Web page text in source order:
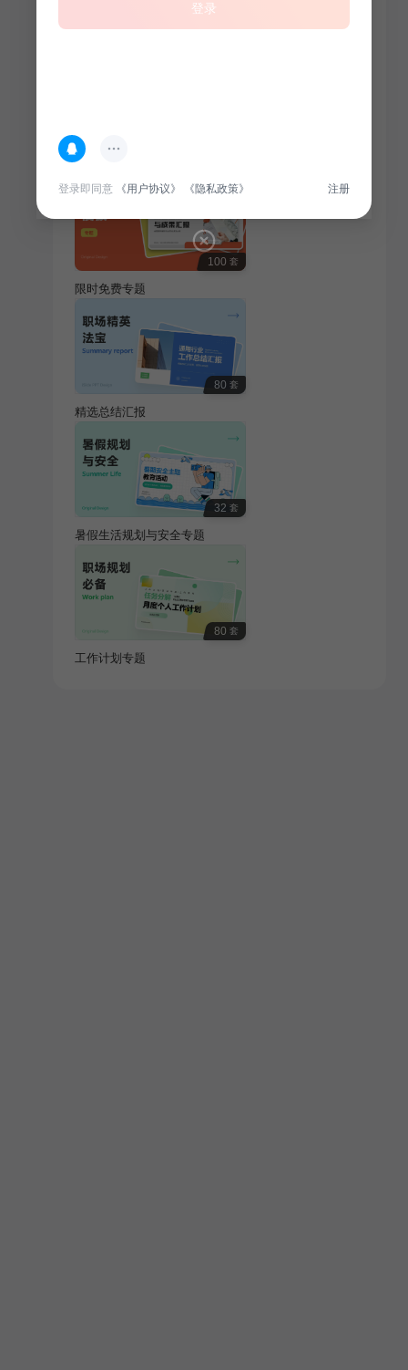
热门专题
100 套
限时免费专题
80 套
精选总结汇报
32 套
暑假生活规划与安全专题
80 套
工作计划专题
登录
登录即同意 《用户协议》 《隐私政策》 注册